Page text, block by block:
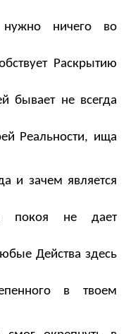
ничего во
Раскрытию
бывает не всегда
Реальности, ища
и зачем является
покоя не дает
Действа здесь
в твоем